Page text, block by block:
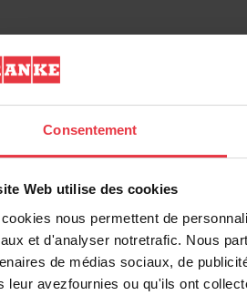
Consentement
Web utilise des cookies
nous permettent de
et d'analyser notretrafic. Nous
de médias sociaux, de
leur avezfournies ou qu'ils ont
produit
technique